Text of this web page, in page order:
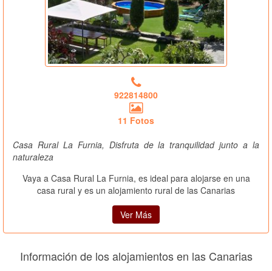
922814800
11 Fotos
Casa Rural La Furnia, Disfruta de la tranquilidad junto a la
naturaleza
Vaya a Casa Rural La Furnia, es ideal para alojarse en una
casa rural y es un alojamiento rural de las Canarias
Ver Más
Información de los alojamientos en las Canarias